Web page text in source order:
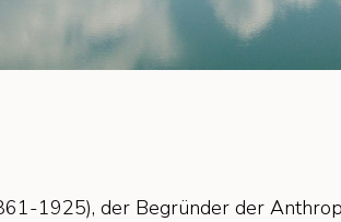
1925), der Begründer der